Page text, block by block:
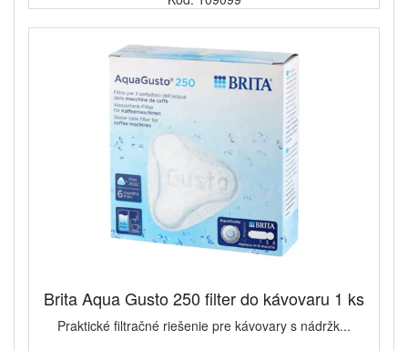
Brita Aqua Gusto 250 filter do kávovaru 1 ks
Praktické filtračné riešenie pre kávovary s nádržk...